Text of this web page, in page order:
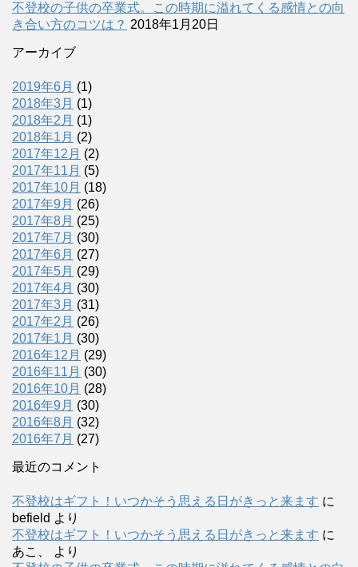
不登校の子供の卒業式。この時期に溢れてくる感情との向
き合い方のコツは？ 2018年1月20日
アーカイブ
2019年6月 (1)
2018年3月 (1)
2018年2月 (1)
2018年1月 (2)
2017年12月 (2)
2017年11月 (5)
2017年10月 (18)
2017年9月 (26)
2017年8月 (25)
2017年7月 (30)
2017年6月 (27)
2017年5月 (29)
2017年4月 (30)
2017年3月 (31)
2017年2月 (26)
2017年1月 (30)
2016年12月 (29)
2016年11月 (30)
2016年10月 (28)
2016年9月 (30)
2016年8月 (32)
2016年7月 (27)
最近のコメント
不登校はギフト！いつかそう思える日がきっと来ます に
befield より
不登校はギフト！いつかそう思える日がきっと来ます に
あこ、
より